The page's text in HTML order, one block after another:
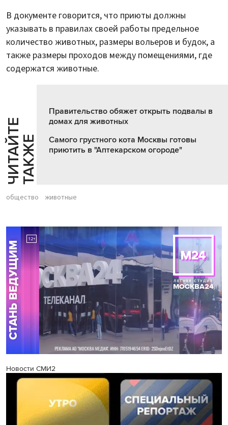
В документе говорится, что приюты должны
указывать в правилах своей работы предельное
количество животных, размеры вольеров и будок, а
также размеры проходов между помещениями, где
содержатся животные.
Ч
И
Т
АЙ
Т
Е
Т
А
К
ЖЕ
Правительство обяжет открыть подвалы в
домах для животных
Самого грустного кота Москвы готовы
приютить в "Аптекарском огороде"
общество животные
Новости СМИ2